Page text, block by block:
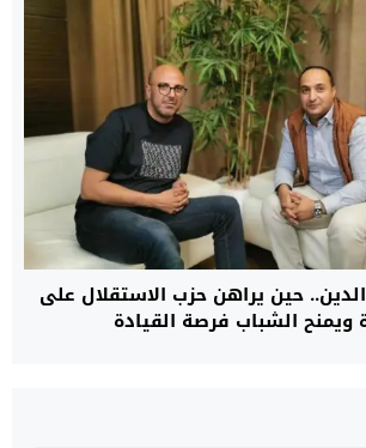
حين يراهن حزب الاستقلال على
ويمنح الشباب فرصة القيادة